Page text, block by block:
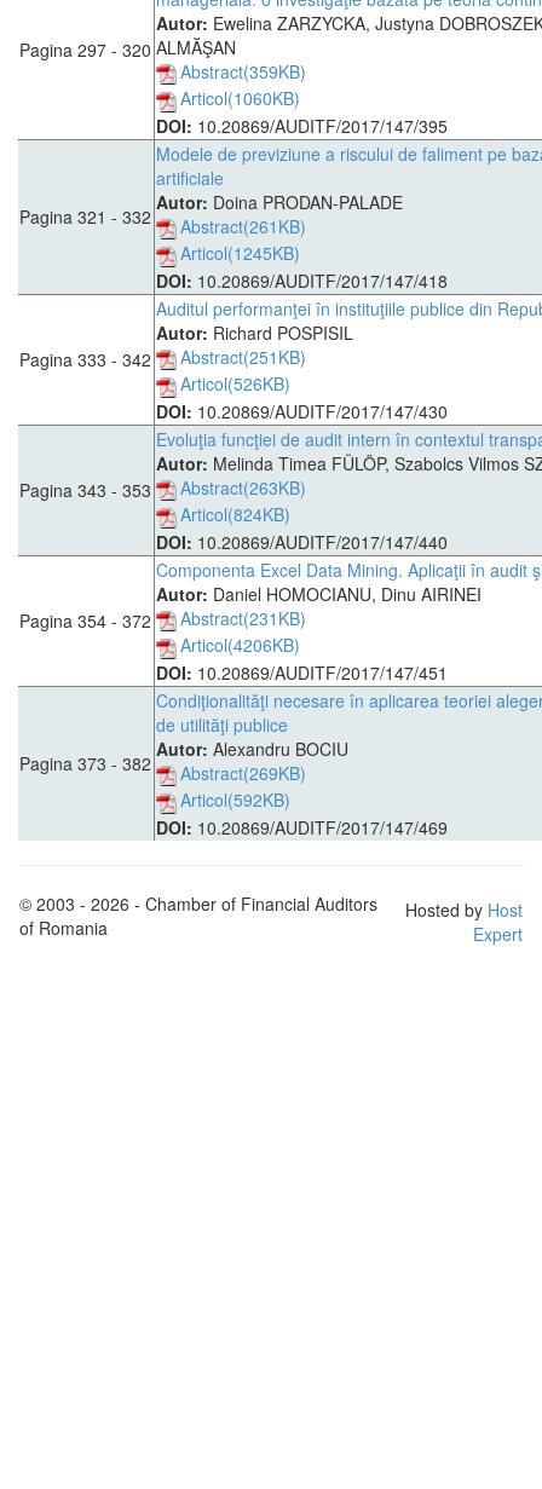
Pagina 297 - 320
Autor: Ewelina ZARZYCKA, Justyna
ALMĂŞAN
Abstract(359KB)
Articol(1060KB)
DOI: 10.20869/AUDITF/2017/147/395
Pagina 321 - 332
Modele de previziune a riscului de faliment pe
artificiale
Autor: Doina PRODAN-PALADE
Abstract(261KB)
Articol(1245KB)
DOI: 10.20869/AUDITF/2017/147/418
Pagina 333 - 342
Auditul performanţei în instituţiile publice din
Autor: Richard POSPISIL
Abstract(251KB)
Articol(526KB)
DOI: 10.20869/AUDITF/2017/147/430
Pagina 343 - 353
Evoluţia funcţiei de audit intern în contextul
Autor: Melinda Timea FÜLÖP, Szabolcs Vilmos
Abstract(263KB)
Articol(824KB)
DOI: 10.20869/AUDITF/2017/147/440
Pagina 354 - 372
Componenta Excel Data Mining. Aplicaţii în audit
Autor: Daniel HOMOCIANU, Dinu AIRINEI
Abstract(231KB)
Articol(4206KB)
DOI: 10.20869/AUDITF/2017/147/451
Pagina 373 - 382
Condiţionalităţi necesare în aplicarea teoriei
de utilităţi publice
Autor: Alexandru BOCIU
Abstract(269KB)
Articol(592KB)
DOI: 10.20869/AUDITF/2017/147/469
© 2003 - 2026 - Chamber of Financial Auditors
of Romania
Hosted by Host
Expert